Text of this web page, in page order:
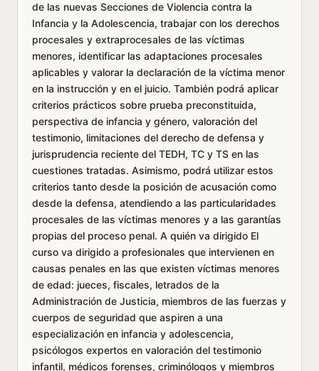
de las nuevas Secciones de Violencia contra la
Infancia y la Adolescencia, trabajar con los derechos
procesales y extraprocesales de las víctimas
menores, identificar las adaptaciones procesales
aplicables y valorar la declaración de la víctima menor
en la instrucción y en el juicio. También podrá aplicar
criterios prácticos sobre prueba preconstituida,
perspectiva de infancia y género, valoración del
testimonio, limitaciones del derecho de defensa y
jurisprudencia reciente del TEDH, TC y TS en las
cuestiones tratadas. Asimismo, podrá utilizar estos
criterios tanto desde la posición de acusación como
desde la defensa, atendiendo a las particularidades
procesales de las víctimas menores y a las garantías
propias del proceso penal. A quién va dirigido El
curso va dirigido a profesionales que intervienen en
causas penales en las que existen víctimas menores
de edad: jueces, fiscales, letrados de la
Administración de Justicia, miembros de las fuerzas y
cuerpos de seguridad que aspiren a una
especialización en infancia y adolescencia,
psicólogos expertos en valoración del testimonio
infantil, médicos forenses, criminólogos y miembros